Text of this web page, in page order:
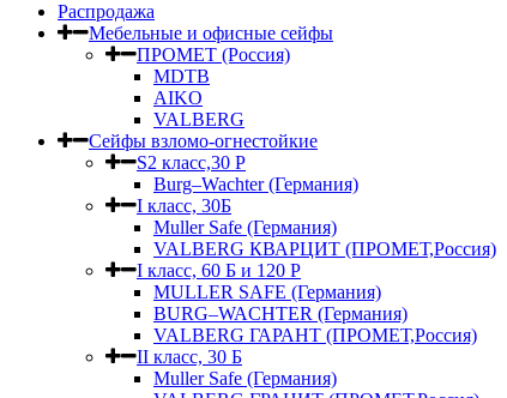
Распродажа
Мебельные и офисные сейфы
ПРОМЕТ (Россия)
MDTB
AIKO
VALBERG
Сейфы взломо-огнестойкие
S2 класс,30 Р
Burg–Wachter (Германия)
I класс, 30Б
Muller Safe (Германия)
VALBERG КВАРЦИТ (ПРОМЕТ,Россия)
I класс, 60 Б и 120 Р
MULLER SAFE (Германия)
BURG–WACHTER (Германия)
VALBERG ГАРАНТ (ПРОМЕТ,Россия)
II класс, 30 Б
Muller Safe (Германия)